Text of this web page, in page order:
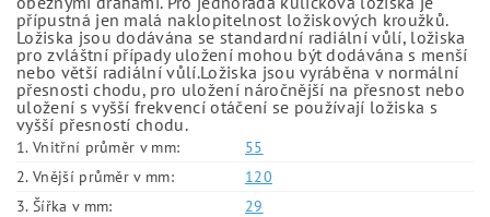
přípustná jen malá naklopitelnost ložiskových kroužků.
Ložiska jsou dodávána se standardní radiální vůlí, ložiska
pro zvláštní případy uložení mohou být dodávána s menší
nebo větší radiální vůlí.Ložiska jsou vyráběna v normální
přesnosti chodu, pro uložení náročnější na přesnost nebo
uložení s vyšší frekvencí otáčení se používají ložiska s
vyšší přesností chodu.
1. Vnitřní průměr v mm:
55
2. Vnější průměr v mm:
120
3. Šířka v mm:
29